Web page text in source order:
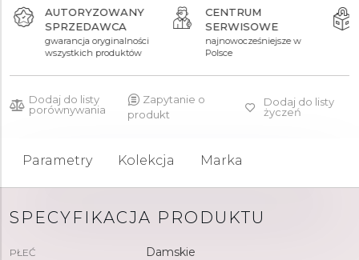
8 500 zł 4 400 zł
AUTORYZOWANY
SPRZEDAWCA
gwarancja oryginalności
wszystkich produktów
CENTRUM
SERWISOWE
najnowocześniejsze w
Polsce
Dodaj do listy
porównywania
Zapytanie o
produkt
Dodaj do listy
życzeń
Parametry Kolekcja Marka
SPECYFIKACJA PRODUKTU
PŁEĆ Damskie